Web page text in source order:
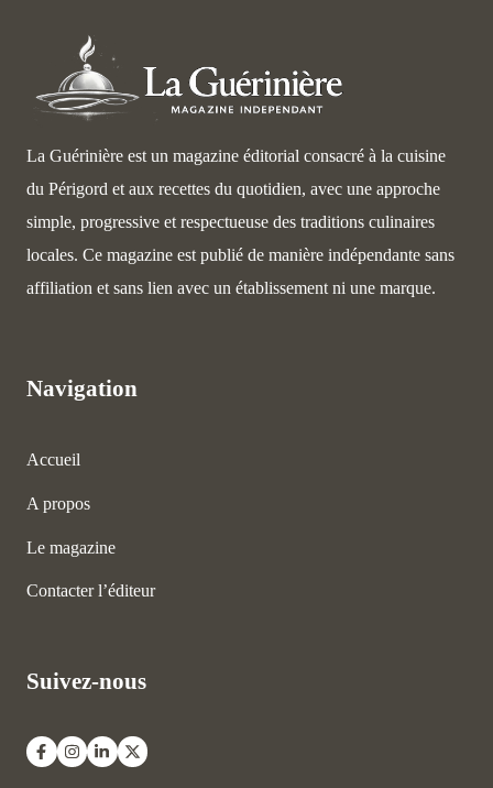
La Guérinière est un magazine éditorial consacré à la cuisine
du Périgord et aux recettes du quotidien, avec une approche
simple, progressive et respectueuse des traditions culinaires
locales. Ce magazine est publié de manière indépendante sans
affiliation et sans lien avec un établissement ni une marque.
Navigation
Accueil
A propos
Le magazine
Contacter l’éditeur
Suivez-nous